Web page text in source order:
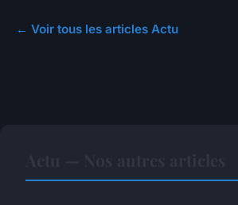
← Voir tous les articles Actu